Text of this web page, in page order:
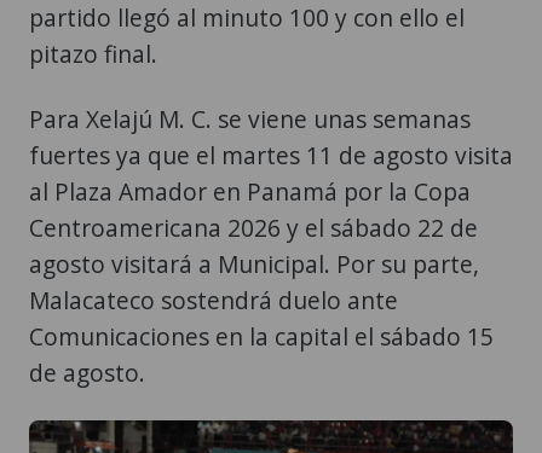
partido llegó al minuto 100 y con ello el
pitazo final.
Para Xelajú M. C. se viene unas semanas
fuertes ya que el martes 11 de agosto visita
al Plaza Amador en Panamá por la Copa
Centroamericana 2026 y el sábado 22 de
agosto visitará a Municipal. Por su parte,
Malacateco sostendrá duelo ante
Comunicaciones en la capital el sábado 15
de agosto.